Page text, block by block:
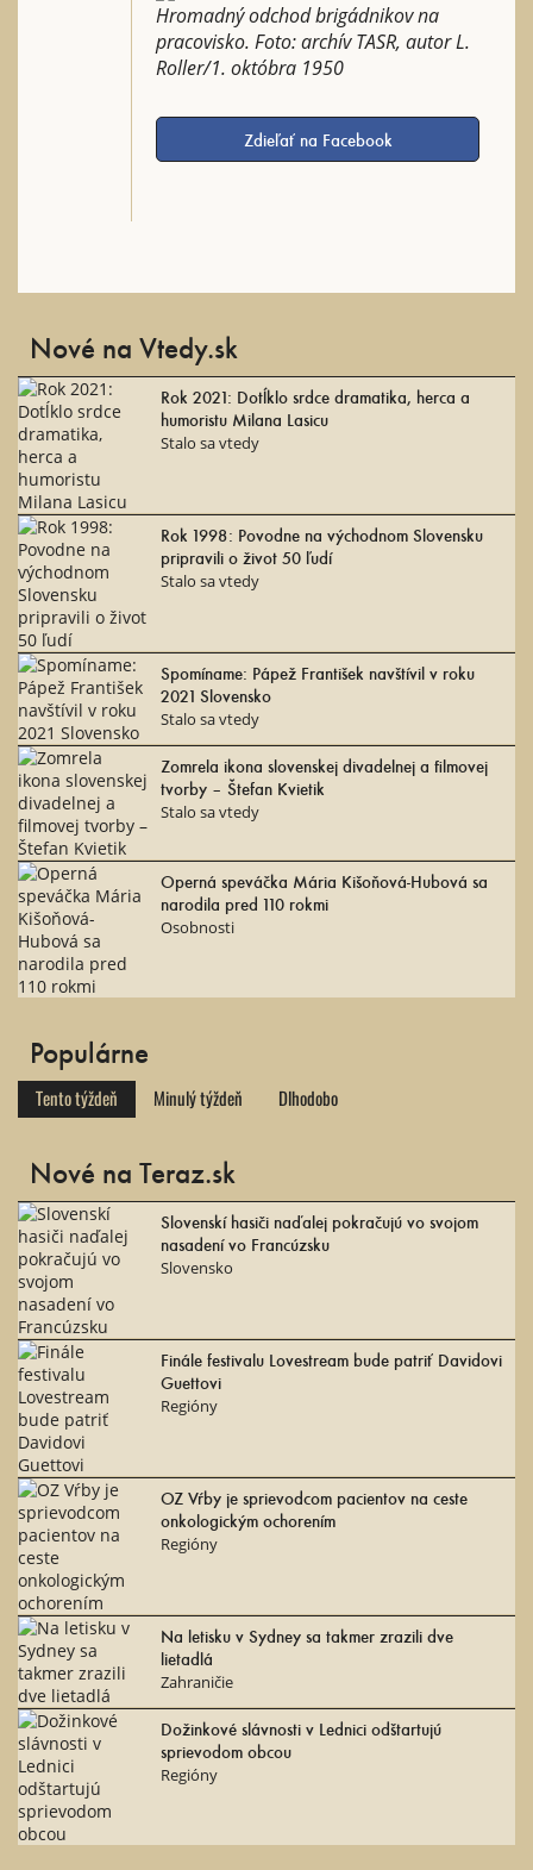
Hromadný odchod brigádnikov na
pracovisko. Foto: archív TASR, autor L.
Roller/1. októbra 1950
Zdieľať na Facebook
Nové na Vtedy.sk
Rok 2021: Dotĺklo srdce dramatika, herca a
humoristu Milana Lasicu
Stalo sa vtedy
Rok 1998: Povodne na východnom Slovensku
pripravili o život 50 ľudí
Stalo sa vtedy
Spomíname: Pápež František navštívil v roku
2021 Slovensko
Stalo sa vtedy
Zomrela ikona slovenskej divadelnej a filmovej
tvorby – Štefan Kvietik
Stalo sa vtedy
Operná speváčka Mária Kišoňová-Hubová sa
narodila pred 110 rokmi
Osobnosti
Populárne
Tento týždeň Minulý týždeň Dlhodobo
Nové na Teraz.sk
Slovenskí hasiči naďalej pokračujú vo svojom
nasadení vo Francúzsku
Slovensko
Finále festivalu Lovestream bude patriť Davidovi
Guettovi
Regióny
OZ Vŕby je sprievodcom pacientov na ceste
onkologickým ochorením
Regióny
Na letisku v Sydney sa takmer zrazili dve
lietadlá
Zahraničie
Dožinkové slávnosti v Lednici odštartujú
sprievodom obcou
Regióny